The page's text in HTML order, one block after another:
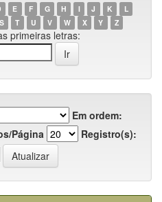
E F G H I J K
L
S T U V W X Y Z
primeiras letras:
Em ordem:
Página
Registro(s):